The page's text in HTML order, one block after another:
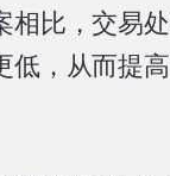
相比，交易
低，从而提